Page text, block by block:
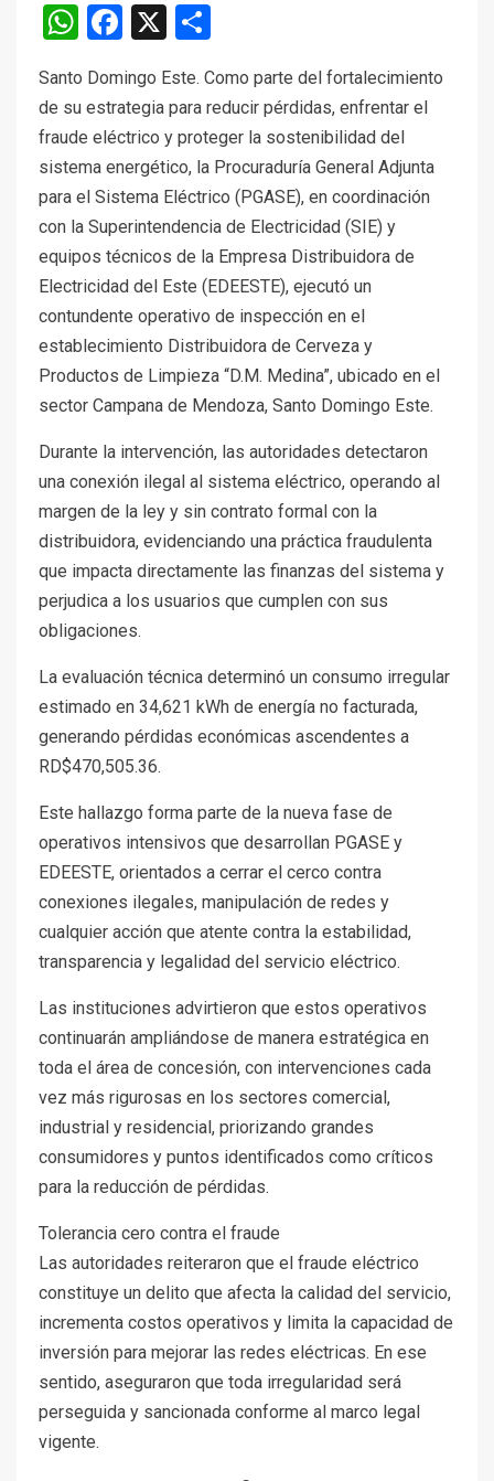
WhatsApp
Facebook
X
Santo Domingo Este. Como parte del fortalecimiento
de su estrategia para reducir pérdidas, enfrentar el
fraude eléctrico y proteger la sostenibilidad del
sistema energético, la Procuraduría General Adjunta
para el Sistema Eléctrico (PGASE), en coordinación
con la Superintendencia de Electricidad (SIE) y
equipos técnicos de la Empresa Distribuidora de
Electricidad del Este (EDEESTE), ejecutó un
contundente operativo de inspección en el
establecimiento Distribuidora de Cerveza y
Productos de Limpieza “D.M. Medina”, ubicado en el
sector Campana de Mendoza, Santo Domingo Este.
Durante la intervención, las autoridades detectaron
una conexión ilegal al sistema eléctrico, operando al
margen de la ley y sin contrato formal con la
distribuidora, evidenciando una práctica fraudulenta
que impacta directamente las finanzas del sistema y
perjudica a los usuarios que cumplen con sus
obligaciones.
La evaluación técnica determinó un consumo irregular
estimado en 34,621 kWh de energía no facturada,
generando pérdidas económicas ascendentes a
RD$470,505.36.
Este hallazgo forma parte de la nueva fase de
operativos intensivos que desarrollan PGASE y
EDEESTE, orientados a cerrar el cerco contra
conexiones ilegales, manipulación de redes y
cualquier acción que atente contra la estabilidad,
transparencia y legalidad del servicio eléctrico.
Las instituciones advirtieron que estos operativos
continuarán ampliándose de manera estratégica en
toda el área de concesión, con intervenciones cada
vez más rigurosas en los sectores comercial,
industrial y residencial, priorizando grandes
consumidores y puntos identificados como críticos
para la reducción de pérdidas.
Tolerancia cero contra el fraude
Las autoridades reiteraron que el fraude eléctrico
constituye un delito que afecta la calidad del servicio,
incrementa costos operativos y limita la capacidad de
inversión para mejorar las redes eléctricas. En ese
sentido, aseguraron que toda irregularidad será
perseguida y sancionada conforme al marco legal
vigente.